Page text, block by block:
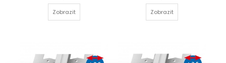
Zobrazit Zobrazit